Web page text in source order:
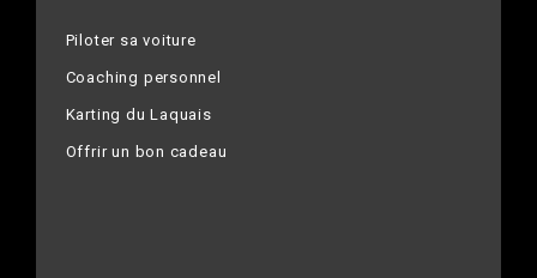
Piloter sa voiture
Coaching personnel
Karting du Laquais
Offrir un bon cadeau